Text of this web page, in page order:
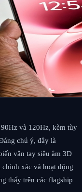
và 120Hz, kèm tùy
chú ý, đây là
vân tay siêu âm 3D
xác và hoạt động
thấy trên các flagship